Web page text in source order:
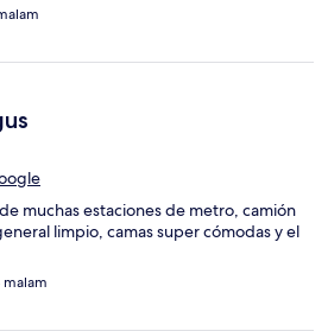
muchas estaciones de metro, camión
limpio, camas super cómodas y el
malam